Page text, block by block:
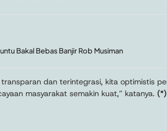
Bakal Bebas Banjir Rob Musiman
transparan dan terintegrasi, kita optimistis
masyarakat semakin kuat,” katanya. (*)